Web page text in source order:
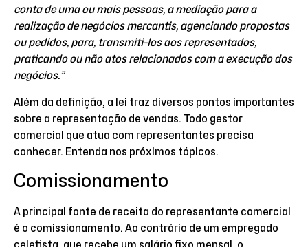
conta de uma ou mais pessoas, a mediação para a
realização de negócios mercantis, agenciando propostas
ou pedidos, para, transmiti-los aos representados,
praticando ou não atos relacionados com a execução dos
negócios.”
Além da definição, a lei traz diversos pontos importantes
sobre a representação de vendas. Todo gestor
comercial que atua com representantes precisa
conhecer. Entenda nos próximos tópicos.
Comissionamento
A principal fonte de receita do representante comercial
é o comissionamento. Ao contrário de um empregado